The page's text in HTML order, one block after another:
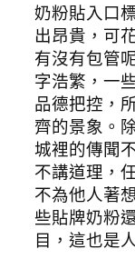
奶粉貼入口
出昂貴，可
有沒有包管
字浩繁，一
品德把控，
齊的景象。
城裡的傳聞
不講道理，
不為他人著
些貼牌奶粉
目，這也是